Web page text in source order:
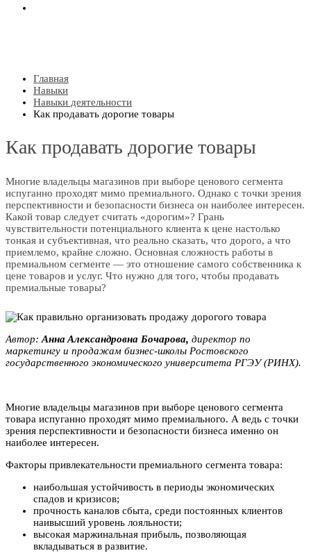
Главная
Навыки
Навыки деятельности
Как продавать дорогие товары
Как продавать дорогие товары
Многие владельцы магазинов при выборе ценового сегмента
испуганно проходят мимо премиального. Однако с точки зрения
перспективности и безопасности бизнеса он наиболее интересен.
Какой товар следует считать «дорогим»? Грань
чувствительности потенциального клиента к цене настолько
тонкая и субъективная, что реально сказать, что дорого, а что
приемлемо, крайне сложно. Основная сложность работы в
премиальном сегменте — это отношение самого собственника к
цене товаров и услуг. Что нужно для того, чтобы продавать
премиальные товары?
Автор:Aннa Aлeкcaндpoвна Бoчapoва, директор по
маркетингу и пpoдажам бизнес-школы Рocтовского
государственного экономического унивеpcитета PГЭУ (PИНХ).
Многие владельцы магазинов при выборе ценового сегмента
товара испуганно проходят мимо премиального. А ведь с точки
зрения перспективности и безопасности бизнеса именно он
наиболее интересен.
Факторы привлекательности премиального сегмента товара:
наибольшая устойчивость в периоды экономических
спадов и кризисов;
прочность каналов сбыта, среди постоянных клиентов
наивысший уровень лояльности;
высокая маржинальная прибыль, позволяющая
вкладываться в развитие.